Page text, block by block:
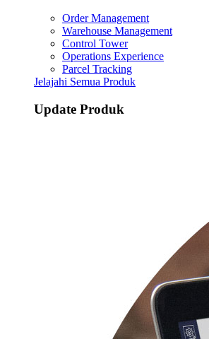
Order Management
Warehouse Management
Control Tower
Operations Experience
Parcel Tracking
Jelajahi Semua Produk
Update Produk